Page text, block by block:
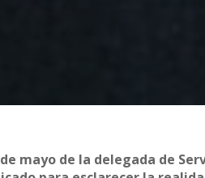
mayo de la delegada de